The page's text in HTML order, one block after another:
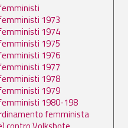
1973
1974
1975
1976
1977
1978
1979
1980-198
femminista